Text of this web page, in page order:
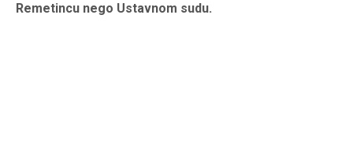
Remetincu nego Ustavnom sudu.